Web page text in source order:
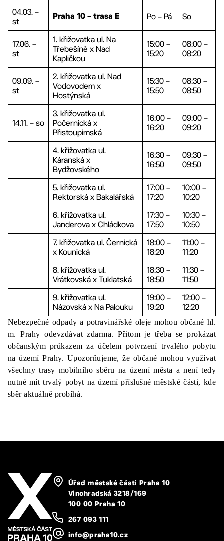
04.03. –
st
Praha 10 – trasa E Po – Pá So
17.06. –
st
1. křižovatka ul. Na
Třebešíně x Nad
Kapličkou
15:00 –
15:20
08:00 –
08:20
09.09. –
st
2. křižovatka ul. Nad
Vodovodem x
Hostýnská
15:30 –
15:50
08:30 –
08:50
14.11. – so
3. křižovatka ul.
Počernická x
Přistoupimská
16:00 –
16:20
09:00 –
09:20
4. křižovatka ul.
Káranská x
Bydžovského
16:30 –
16:50
09:30 –
09:50
5. křižovatka ul.
Rektorská x Bakalářská
17:00 –
17:20
10:00 –
10:20
6. křižovatka ul.
Janderova x Chládkova
17:30 –
17:50
10:30 –
10:50
7. křižovatka ul. Černická
x Kounická
18:00 –
18:20
11:00 –
11:20
8. křižovatka ul.
Vrátkovská x Tuklatská
18:30 –
18:50
11:30 –
11:50
9. křižovatka ul.
Názovská x Na Palouku
19:00 –
19:20
12:00 –
12:20
Nebezpečné odpady a potravinářské oleje mohou občané hl.
m. Prahy odevzdávat zdarma. Přitom je třeba se prokázat
občanským průkazem za účelem potvrzení trvalého pobytu
na území Prahy. Upozorňujeme, že občané mohou využívat
všechny trasy mobilního sběru na území města a není tedy
nutné mít trvalý pobyt na území příslušné městské části, kde
sběr aktuálně probíhá.
Úřad městské části Praha 10
Vinohradská 3218/169
100 00 Praha 10
267 093 111
info@praha10.cz